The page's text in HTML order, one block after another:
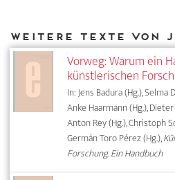
Vorweg: Warum ein
künstlerischen
In: Jens Badura (Hg.), Selma
Anke Haarmann (Hg.),
Anton Rey (Hg.), Christoph
Germán Toro Pérez (Hg.),
Forschung. Ein Handbuch